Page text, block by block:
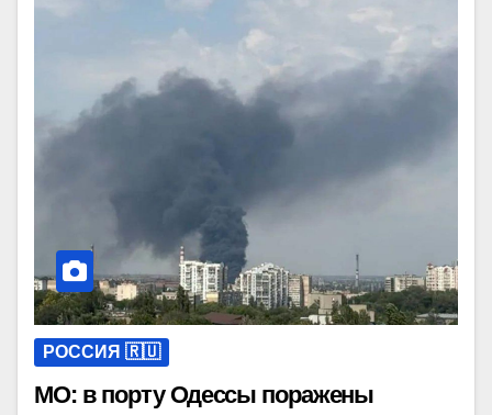
РОССИЯ 🇷🇺
МО: в порту Одессы поражены